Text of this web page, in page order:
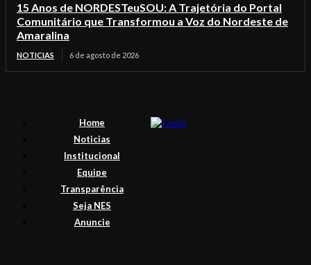
15 Anos de NORDESTeuSOU: A Trajetória do Portal
Comunitário que Transformou a Voz do Nordeste de
Amaralina
NOTICIAS 6 de agosto de 2026
Home
Noticias
Institucional
Equipe
Transparência
Seja NES
Anuncie